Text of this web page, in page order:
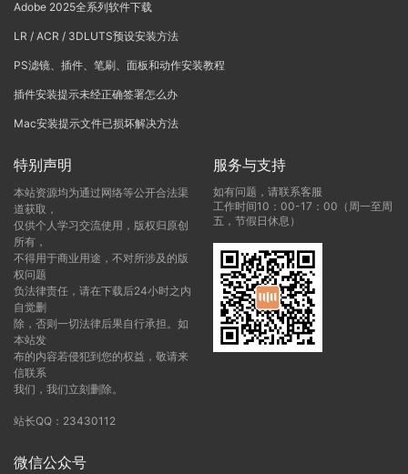
Adobe 2025全系列软件下载
LR / ACR / 3DLUTS预设安装方法
PS滤镜、插件、笔刷、面板和动作安装教程
插件安装提示未经正确签署怎么办
Mac安装提示文件已损坏解决方法
特别声明
本站资源均为通过网络等公开合法渠
道获取，
仅供个人学习交流使用，版权归原创
所有，
不得用于商业用途，不对所涉及的版
权问题
负法律责任，请在下载后24小时之内
自觉删
除，否则一切法律后果自行承担。如
本站发
布的内容若侵犯到您的权益，敬请来
信联系
我们，我们立刻删除。
站长QQ：23430112
服务与支持
如有问题，请联系客服
工作时间10：00-17：00（周一至周
五，节假日休息）
微信公众号